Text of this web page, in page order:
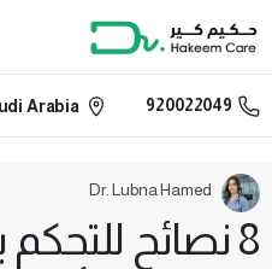
920022049
Arabia
Dr. Lubna Hamed
8 نصائح